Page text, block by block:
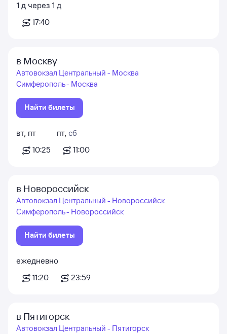
1 д через 1 д
17:40
в Москву
Автовокзал Центральный - Москва
Симферополь - Москва
Найти билеты
вт, пт
10:25
пт, сб
11:00
в Новороссийск
Автовокзал Центральный - Новороссийск
Симферополь - Новороссийск
Найти билеты
ежедневно
11:20
23:59
в Пятигорск
Автовокзал Центральный - Пятигорск